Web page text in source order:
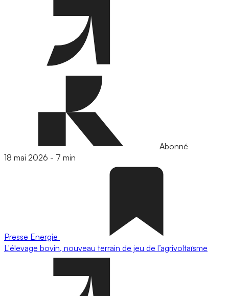
Abonné
18 mai 2026 - 7 min
Presse Energie
L'élevage bovin, nouveau terrain de jeu de l’agrivoltaïsme